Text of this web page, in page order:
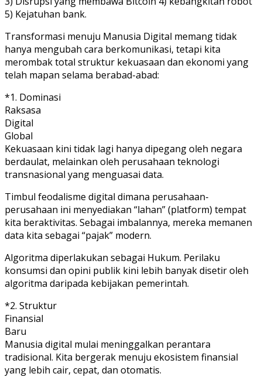
5) Kejatuhan bank.
Transformasi menuju Manusia Digital memang tidak
hanya mengubah cara berkomunikasi, tetapi kita
merombak total struktur kekuasaan dan ekonomi yang
telah mapan selama berabad-abad:
*1. Dominasi
Raksasa
Digital
Global
Kekuasaan kini tidak lagi hanya dipegang oleh negara
berdaulat, melainkan oleh perusahaan teknologi
transnasional yang menguasai data.
Timbul feodalisme digital dimana perusahaan-
perusahaan ini menyediakan “lahan” (platform) tempat
kita beraktivitas. Sebagai imbalannya, mereka memanen
data kita sebagai “pajak” modern.
Algoritma diperlakukan sebagai Hukum. Perilaku
konsumsi dan opini publik kini lebih banyak disetir oleh
algoritma daripada kebijakan pemerintah.
*2. Struktur
Finansial
Baru
Manusia digital mulai meninggalkan perantara
tradisional. Kita bergerak menuju ekosistem finansial
yang lebih cair, cepat, dan otomatis.